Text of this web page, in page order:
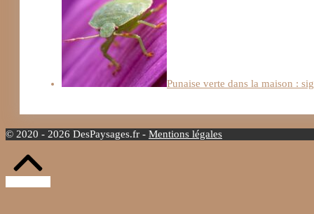
Punaise verte dans la maison :
© 2020 - 2026 DesPaysages.fr - Mentions légales